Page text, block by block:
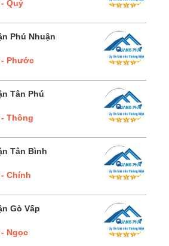
- Quý
Phú Nhuận
- Phước
Tân Phú
- Thông
Tân Bình
- Chính
Gò Vấp
- Ngọc